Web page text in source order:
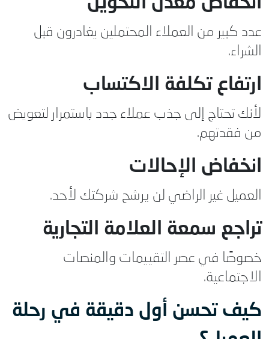
عدد كبير من العملاء المحتملين يغادرون قبل
الشراء.
ارتفاع تكلفة الاكتساب
لأنك تحتاج إلى جذب عملاء جدد باستمرار لتعويض
من فقدتهم.
انخفاض الإحالات
العميل غير الراضي لن يرشح شركتك لأحد.
تراجع سمعة العلامة التجارية
خصوصًا في عصر التقييمات والمنصات
الاجتماعية.
كيف تحسن أول دقيقة في رحلة